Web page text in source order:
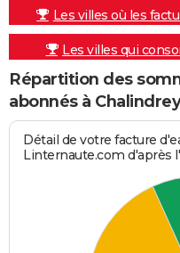
Les villes où les
Les villes qui
Répartition des
abonnés à Chalindrey
Détail de votre facture
Linternaute.com d'après